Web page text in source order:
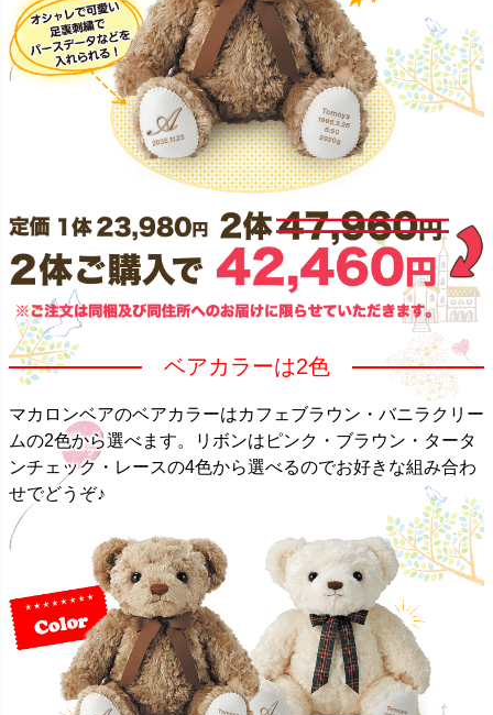
ベアカラーは2色
マカロンベアのベアカラーはカフェブラウン・バニラクリー
ムの2色から選べます。リボンはピンク・ブラウン・タータ
ンチェック・レースの4色から選べるのでお好きな組み合わ
せでどうぞ♪